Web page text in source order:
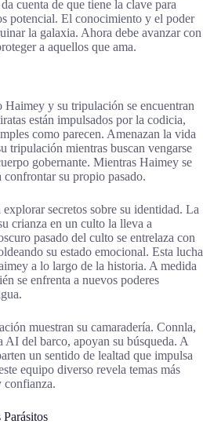
cuenta de que tiene la clave para
potencial. El conocimiento y el poder
la galaxia. Ahora debe avanzar con
a aquellos que ama.
Haimey y su tripulación se encuentran
están impulsados por la codicia,
como parecen. Amenazan la vida
tripulación mientras buscan vengarse
gobernante. Mientras Haimey se
su propio pasado.
secretos sobre su identidad. La
crianza en un culto la lleva a
pasado del culto se entrelaza con
su estado emocional. Esta lucha
a lo largo de la historia. A medida
se enfrenta a nuevos poderes
muestran su camaradería. Connla,
AI del barco, apoyan su búsqueda. A
un sentido de lealtad que impulsa
equipo diverso revela temas más
confianza.